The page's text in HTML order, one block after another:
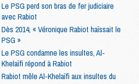
Le PSG perd son bras de fer judiciaire
avec Rabiot
Dès 2014, « Véronique Rabiot haïssait le
PSG »
Le PSG condamne les insultes, Al-
Khelaïfi répond à Rabiot
Rabiot mêle Al-Khelaïfi aux insultes du